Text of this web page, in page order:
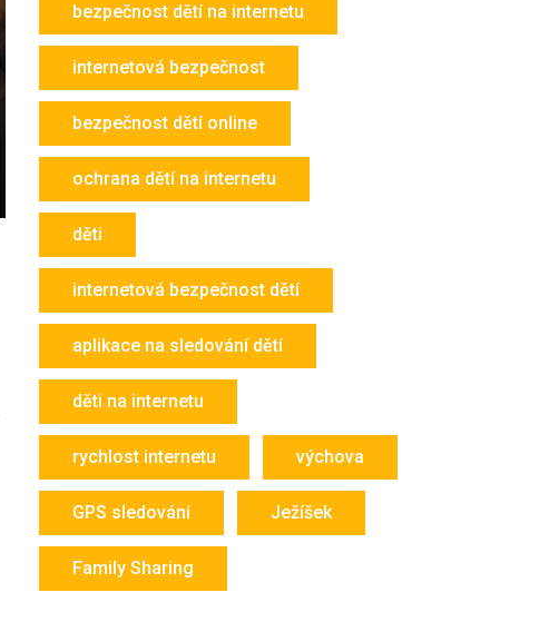
bezpečnost dětí na internetu
internetová bezpečnost
bezpečnost dětí online
ochrana dětí na internetu
děti
internetová bezpečnost dětí
aplikace na sledování dětí
děti na internetu
rychlost internetu výchova
GPS sledování Ježíšek
Family Sharing